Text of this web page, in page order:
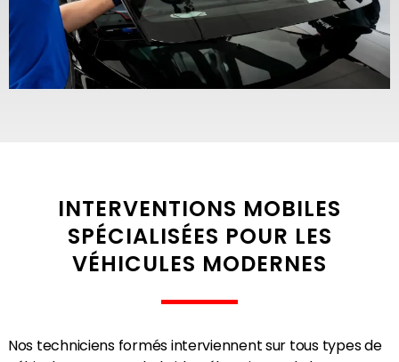
INTERVENTIONS MOBILES
SPÉCIALISÉES POUR LES
VÉHICULES MODERNES
Nos techniciens formés interviennent sur tous types de